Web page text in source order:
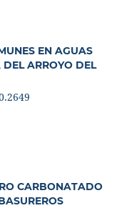
EN AGUAS
ARROYO DEL
CARBONATADO